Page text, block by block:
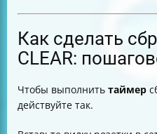
Как сделать
CLEAR:
Чтобы выполнить таймер
действуйте так.